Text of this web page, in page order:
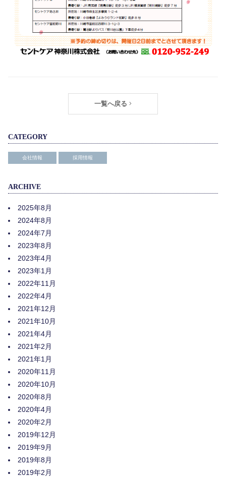
一覧へ戻る
CATEGORY
会社情報 採用情報
ARCHIVE
2025年8月
2024年8月
2024年7月
2023年8月
2023年4月
2023年1月
2022年11月
2022年4月
2021年12月
2021年10月
2021年4月
2021年2月
2021年1月
2020年11月
2020年10月
2020年8月
2020年4月
2020年2月
2019年12月
2019年9月
2019年8月
2019年2月